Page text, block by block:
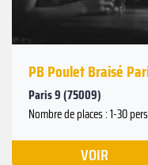
PB Poulet Braisé
Paris 9 (75009)
Nombre de places : 1-30
VOIR